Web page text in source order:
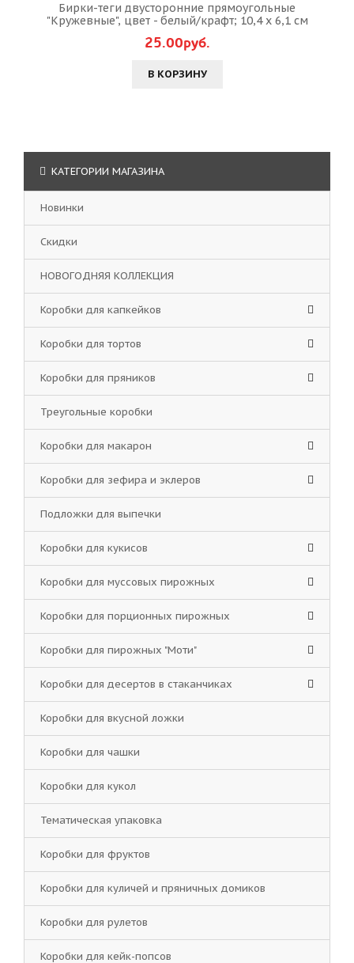
Бирки-теги двусторонние прямоугольные
"Кружевные", цвет - белый/крафт; 10,4 х 6,1 см
25.00руб.
В КОРЗИНУ
КАТЕГОРИИ МАГАЗИНА
Новинки
Скидки
НОВОГОДНЯЯ КОЛЛЕКЦИЯ
Коробки для капкейков
Коробки для тортов
Коробки для пряников
Треугольные коробки
Коробки для макарон
Коробки для зефира и эклеров
Подложки для выпечки
Коробки для кукисов
Коробки для муссовых пирожных
Коробки для порционных пирожных
Коробки для пирожных "Моти"
Коробки для десертов в стаканчиках
Коробки для вкусной ложки
Коробки для чашки
Коробки для кукол
Тематическая упаковка
Коробки для фруктов
Коробки для куличей и пряничных домиков
Коробки для рулетов
Коробки для кейк-попсов